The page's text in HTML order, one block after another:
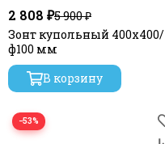
2 808 ₽5 900 ₽
Зонт купольный 400х400/
ф100 мм
В корзину
−53%